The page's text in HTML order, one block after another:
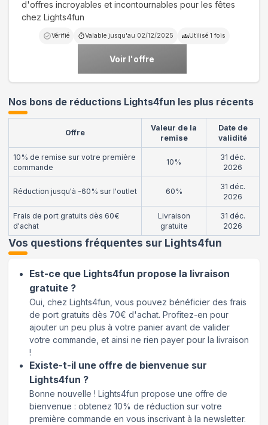
d'offres incroyables et incontournables pour les fêtes
chez Lights4fun
Vérifié Valable jusqu'au 02/12/2025 Utilisé 1 fois
Voir l'offre
Nos bons de réductions Lights4fun les plus récents
Offre
Valeur de la
remise
Date de
validité
10% de remise sur votre première
commande
10%
31 déc.
2026
Réduction jusqu'à -60% sur l'outlet 60%
31 déc.
2026
Frais de port gratuits dès 60€
d'achat
Livraison
gratuite
31 déc.
2026
Vos questions fréquentes sur Lights4fun
Est-ce que Lights4fun propose la livraison
gratuite ?
Oui, chez Lights4fun, vous pouvez bénéficier des frais
de port gratuits dès 70€ d'achat. Profitez-en pour
ajouter un peu plus à votre panier avant de valider
votre commande, et ainsi ne rien payer pour la livraison
!
Existe-t-il une offre de bienvenue sur
Lights4fun ?
Bonne nouvelle ! Lights4fun propose une offre de
bienvenue : obtenez 10% de réduction sur votre
première commande en vous inscrivant à la newsletter.